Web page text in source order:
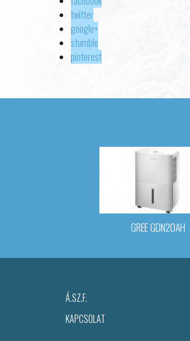
twitter
google+
stumble
pinterest
GREE GDN20AH
Á.SZ.F.
KAPCSOLAT